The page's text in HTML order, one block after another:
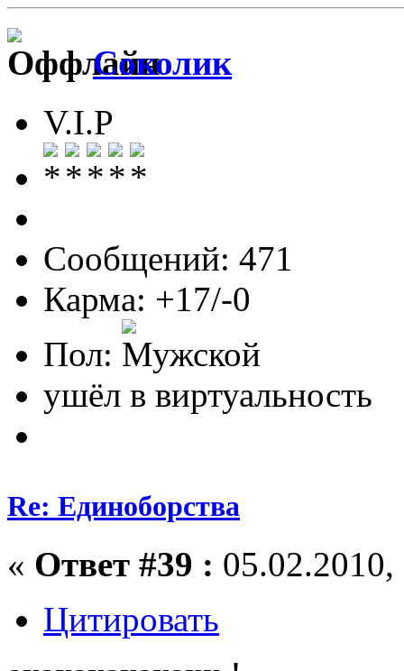
Соколик
V.I.P
Сообщений: 471
Карма: +17/-0
Пол:
ушёл в виртуальность
Re: Единоборства
« Ответ #39 :
Цитировать